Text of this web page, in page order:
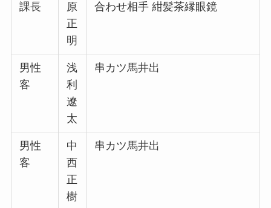
課長
原
正
明
合わせ相手 紺髪茶縁眼鏡
男性
客
浅
利
遼
太
串カツ馬井出
男性
客
中
西
正
樹
串カツ馬井出